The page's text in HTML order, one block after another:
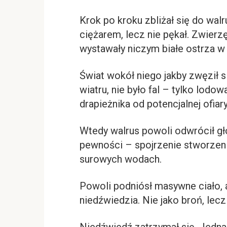
Krok po kroku zbliżał się do
ciężarem, lecz nie pękał.
wystawały niczym białe ostrza
Świat wokół niego jakby zwęził
wiatru, nie było fal – tylko
drapieżnika od potencjalnej
Wtedy walrus powoli odwrócił
pewności – spojrzenie
surowych wodach.
Powoli podniósł masywne
niedźwiedzia. Nie jako broń,